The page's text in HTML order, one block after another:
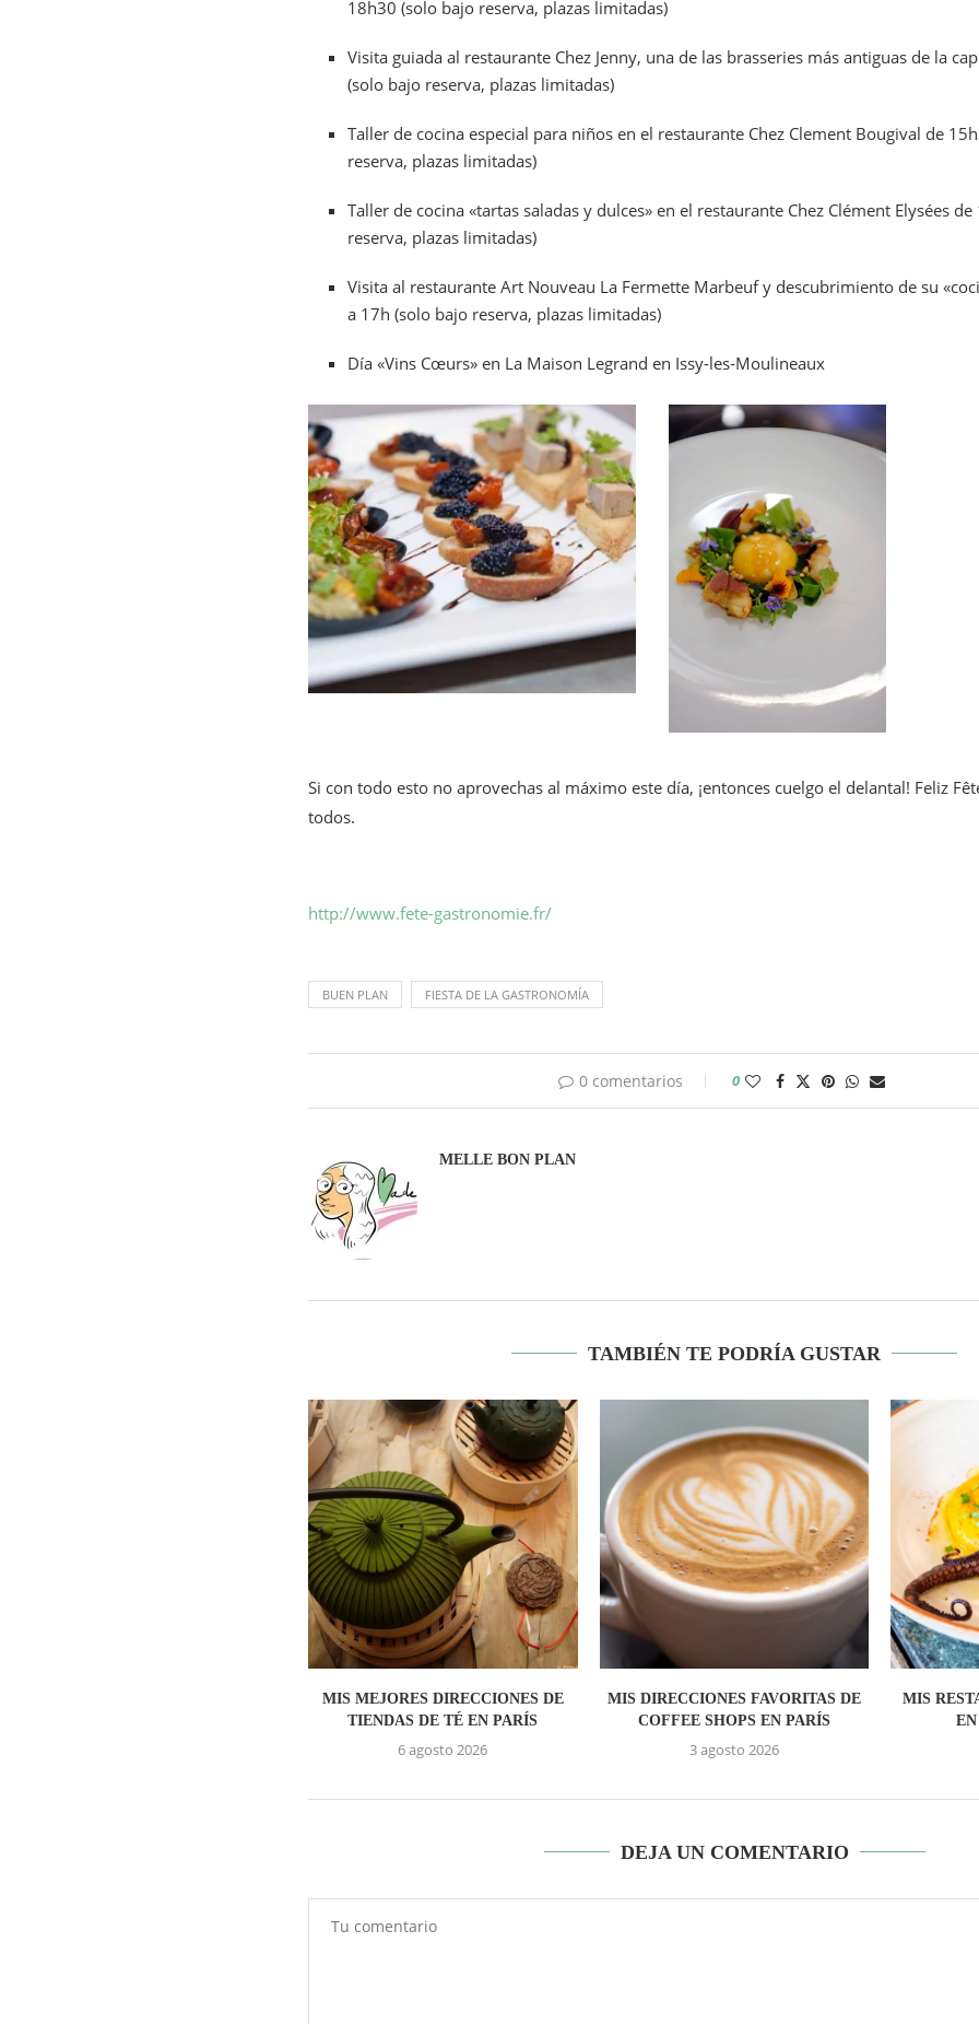
18h30 (solo bajo reserva, plazas limitadas)
Visita guiada al restaurante Chez Jenny, una de las brasseries más antiguas de la
(solo bajo reserva, plazas limitadas)
Taller de cocina especial para niños en el restaurante Chez Clement Bougival de
reserva, plazas limitadas)
Taller de cocina «tartas saladas y dulces» en el restaurante Chez Clément Elysées
reserva, plazas limitadas)
Visita al restaurante Art Nouveau La Fermette Marbeuf y descubrimiento de su
a 17h (solo bajo reserva, plazas limitadas)
Día «Vins Cœurs» en La Maison Legrand en Issy-les-Moulineaux
Si con todo esto no aprovechas al máximo este día, ¡entonces cuelgo el delantal! Feliz
todos.
http://www.fete-gastronomie.fr/
BUEN PLAN FIESTA DE LA GASTRONOMÍA
0 comentarios 0
MELLE BON PLAN
TAMBIÉN TE PODRÍA GUSTAR
MIS MEJORES DIRECCIONES DE
TIENDAS DE TÉ EN PARÍS
6 agosto 2026
MIS DIRECCIONES FAVORITAS DE
COFFEE SHOPS EN PARÍS
3 agosto 2026
MIS
DEJA UN COMENTARIO